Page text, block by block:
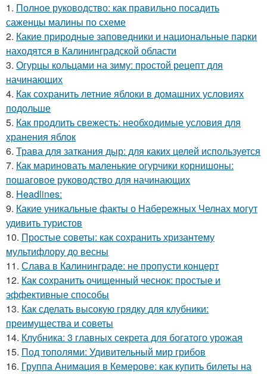
1. Полное руководство: как правильно посадить
саженцы малины по схеме
2. Какие природные заповедники и национальные парки
находятся в Калининградской области
3. Огурцы кольцами на зиму: простой рецепт для
начинающих
4. Как сохранить летние яблоки в домашних условиях
подольше
5. Как продлить свежесть: необходимые условия для
хранения яблок
6. Трава для заткания дыр: для каких целей используется
7. Как мариновать маленькие огурчики корнишоны:
пошаговое руководство для начинающих
8. Headlines:
9. Какие уникальные факты о Набережных Челнах могут
удивить туристов
10. Простые советы: как сохранить хризантему
мультифлору до весны
11. Слава в Калининграде: не пропусти концерт
12. Как сохранить очищенный чеснок: простые и
эффективные способы
13. Как сделать высокую грядку для клубники:
преимущества и советы
14. Клубника: 3 главных секрета для богатого урожая
15. Под тополями: Удивительный мир грибов
16. Группа Анимация в Кемерове: как купить билеты на